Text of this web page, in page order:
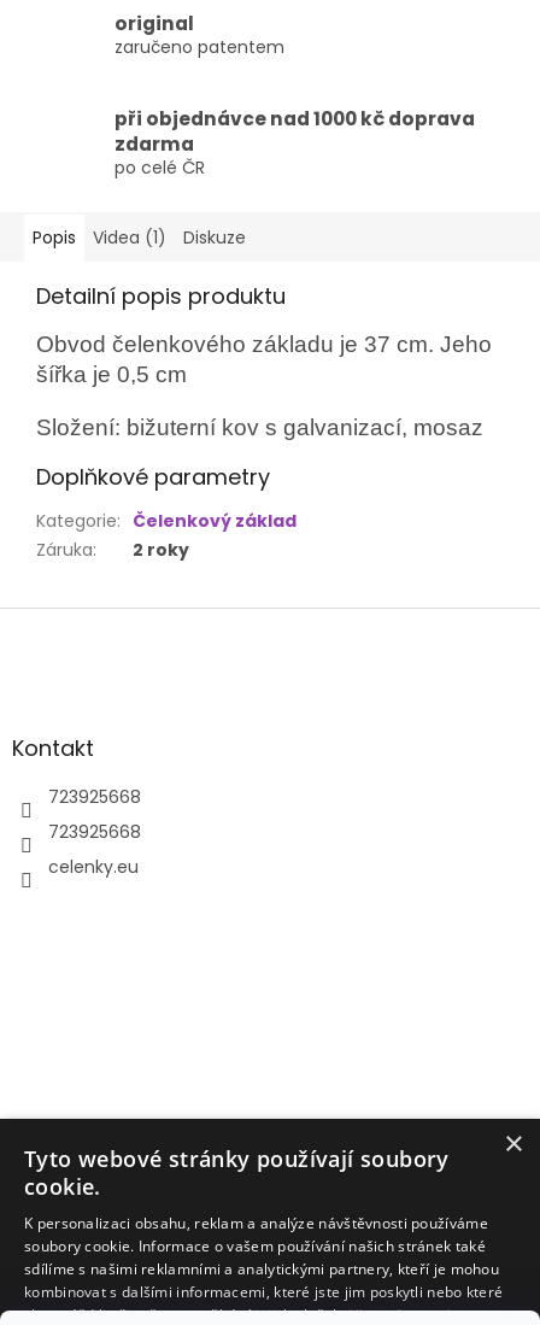
original
zaručeno patentem
při objednávce nad 1000 kč doprava
zdarma
po celé ČR
Popis Videa (1) Diskuze
Detailní popis produktu
Obvod čelenkového základu je 37 cm. Jeho
šířka je 0,5 cm
Složení: bižuterní kov s galvanizací, mosaz
Doplňkové parametry
Kategorie: Čelenkový základ
Záruka: 2 roky
Z
Kontakt
723925668
723925668
celenky.eu
Facebook
×
Tyto webové stránky používají soubory
cookie.
K personalizaci obsahu, reklam a analýze návštěvnosti používáme
soubory cookie. Informace o vašem používání našich stránek také
sdílíme s našimi reklamními a analytickými partnery, kteří je mohou
kombinovat s dalšími informacemi, které jste jim poskytli nebo které
shromáždili při vašem používání jejich služeb.Více informací